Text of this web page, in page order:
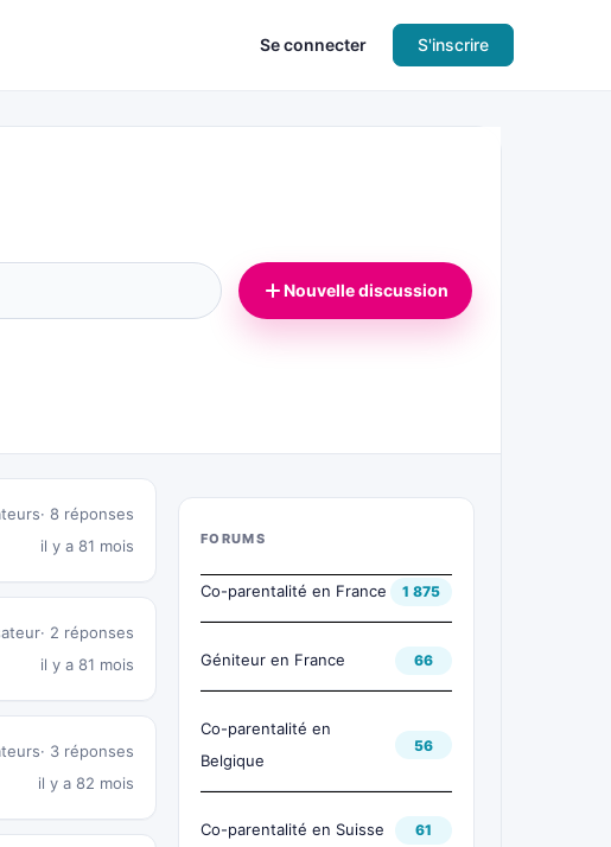
Se connecter S'inscrire
Nouvelle discussion
8 réponses
il y a 81 mois
2 réponses
il y a 81 mois
3 réponses
il y a 82 mois
FORUMS
Co-parentalité en France 1 875
Géniteur en France 66
Co-parentalité en
Belgique
56
Co-parentalité en Suisse 61